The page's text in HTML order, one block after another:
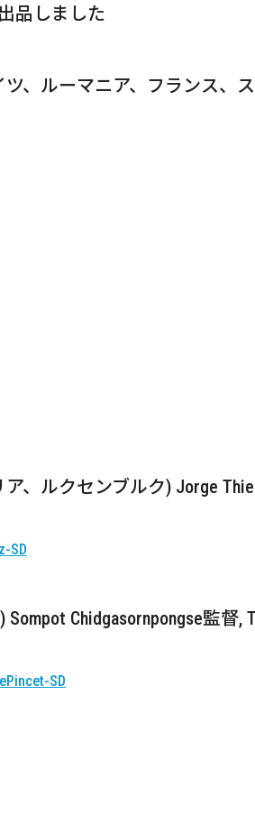
品しました
、ルーマニア、フランス、
、ルクセンブルク) Jorge
Chidgasornpongse監督,